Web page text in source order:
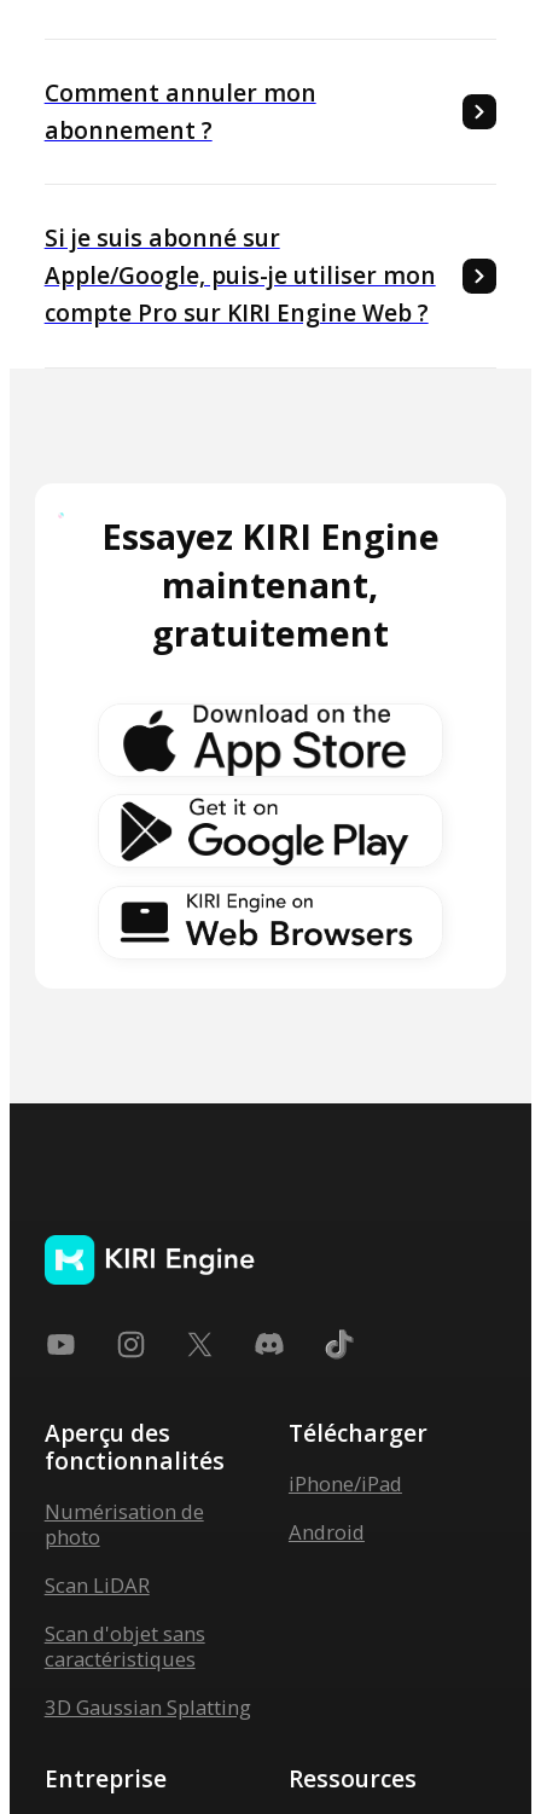
Comment annuler mon
abonnement ?
Si je suis abonné sur
Apple/Google, puis-je utiliser mon
compte Pro sur KIRI Engine Web ?
Essayez KIRI Engine
maintenant,
gratuitement
Aperçu des
fonctionnalités
Numérisation de
photo
Scan LiDAR
Scan d'objet sans
caractéristiques
3D Gaussian Splatting
Télécharger
iPhone/iPad
Android
Entreprise Ressources